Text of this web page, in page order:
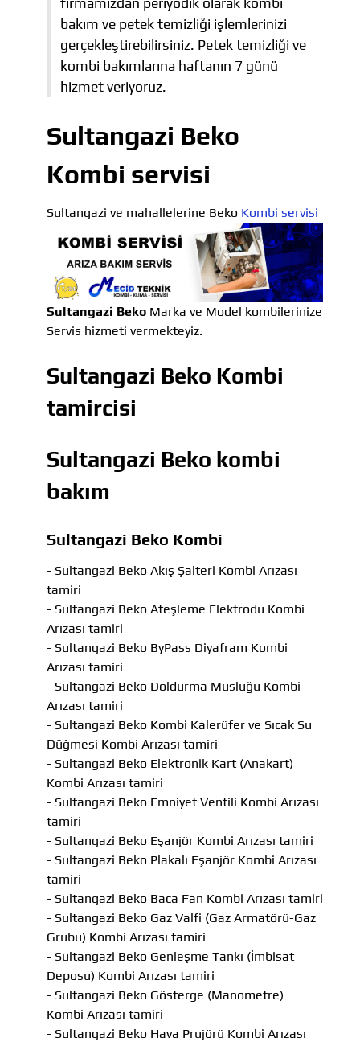
bakım ve petek temizliği işlemlerinizi
gerçekleştirebilirsiniz. Petek temizliği ve
kombi bakımlarına haftanın 7 günü
hizmet veriyoruz.
Sultangazi Beko
Kombi servisi
Sultangazi ve mahallelerine Beko Kombi servisi
Sultangazi Beko Marka ve Model kombilerinize
Servis hizmeti vermekteyiz.
Sultangazi Beko Kombi
tamircisi
Sultangazi Beko kombi
bakım
Sultangazi Beko Kombi
- Sultangazi Beko Akış Şalteri Kombi Arızası
tamiri
- Sultangazi Beko Ateşleme Elektrodu Kombi
Arızası tamiri
- Sultangazi Beko ByPass Diyafram Kombi
Arızası tamiri
- Sultangazi Beko Doldurma Musluğu Kombi
Arızası tamiri
- Sultangazi Beko Kombi Kalerüfer ve Sıcak Su
Düğmesi Kombi Arızası tamiri
- Sultangazi Beko Elektronik Kart (Anakart)
Kombi Arızası tamiri
- Sultangazi Beko Emniyet Ventili Kombi Arızası
tamiri
- Sultangazi Beko Eşanjör Kombi Arızası tamiri
- Sultangazi Beko Plakalı Eşanjör Kombi Arızası
tamiri
- Sultangazi Beko Baca Fan Kombi Arızası tamiri
- Sultangazi Beko Gaz Valfi (Gaz Armatörü-Gaz
Grubu) Kombi Arızası tamiri
- Sultangazi Beko Genleşme Tankı (İmbisat
Deposu) Kombi Arızası tamiri
- Sultangazi Beko Gösterge (Manometre)
Kombi Arızası tamiri
- Sultangazi Beko Hava Prujörü Kombi Arızası